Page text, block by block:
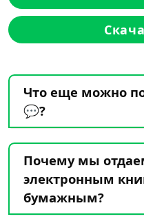
Что еще можно
💬?
Почему мы
электронным
бумажным?